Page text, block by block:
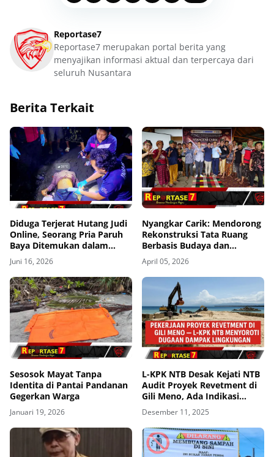
Reportase7
Reportase7 merupakan portal berita yang
menyajikan informasi aktual dan terpercaya dari
seluruh Nusantara
Berita Terkait
Diduga Terjerat Hutang Judi
Online, Seorang Pria Paruh
Baya Ditemukan dalam
Kondisi Mengenaskan
Juni 16, 2026
Nyangkar Carik: Mendorong
Rekonstruksi Tata Ruang
Berbasis Budaya dan
Memperkuat Nilai Adat
April 05, 2026
Sesosok Mayat Tanpa
Identita di Pantai Pandanan
Gegerkan Warga
Januari 19, 2026
L-KPK NTB Desak Kejati NTB
Audit Proyek Revetment di
Gili Meno, Ada Indikasi
Merusak Lingkungan
Desember 11, 2025